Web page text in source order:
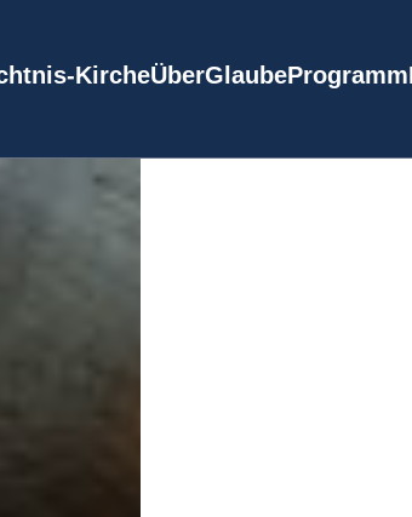
KircheÜberGlaubeProgramm